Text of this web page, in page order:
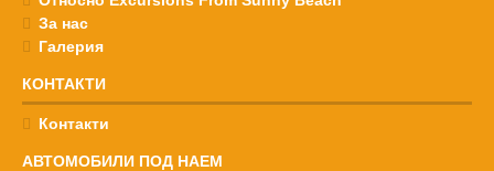
За нас
Галерия
КОНТАКТИ
Контакти
АВТОМОБИЛИ ПОД НАЕМ